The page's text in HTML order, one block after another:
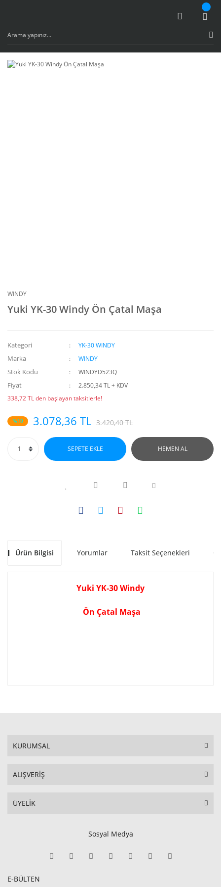
WINDY
Yuki YK-30 Windy Ön Çatal Maşa
Kategori YK-30 WINDY
Marka WINDY
Stok Kodu WINDYD523Q
Fiyat
2.850,34 TL + KDV
338,72 TL den başlayan taksitlerle!
%10 3.078,36 TL 3.420,40 TL
SEPETE EKLE HEMEN AL
Ürün Bilgisi Yorumlar Taksit Seçenekleri
Yuki YK-30 Windy
Ön Çatal Maşa
KURUMSAL
ALIŞVERİŞ
ÜYELİK
Sosyal Medya
E-BÜLTEN